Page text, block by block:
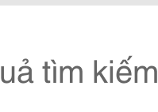
tìm kiếm